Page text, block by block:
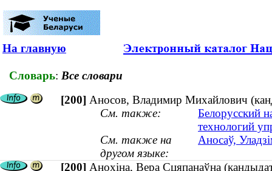
На главную
Словарь: Все словари
[200] Аносов, Владимир Михайлович
См. также:
Белорусский
технологий
См. также на
другом языке:
Аносаў,
[200] Анохіна, Вера Сцяпанаўна